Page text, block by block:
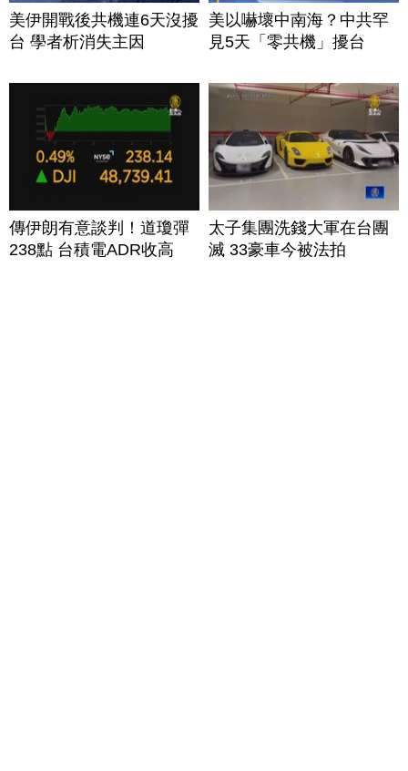
美伊開戰後共機連6天沒擾
台 學者析消失主因
美以嚇壞中南海？中共罕
見5天「零共機」擾台
傳伊朗有意談判！道瓊彈
238點 台積電ADR收高
太子集團洗錢大軍在台團
滅 33豪車今被法拍